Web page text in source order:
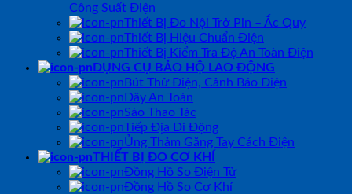
Công Suất Điện
Thiết Bị Đo Nội Trở Pin – Ắc Quy
Thiết Bị Hiệu Chuẩn Điện
Thiết Bị Kiểm Tra Độ An Toàn Điện
DỤNG CỤ BẢO HỘ LAO ĐỘNG
Bút Thử Điện, Cảnh Báo Điện
Dây An Toàn
Sào Thao Tác
Tiếp Địa Di Động
Ủng Thảm Găng Tay Cách Điện
THIẾT BỊ ĐO CƠ KHÍ
Đồng Hồ So Điện Tử
Đồng Hồ So Cơ Khí